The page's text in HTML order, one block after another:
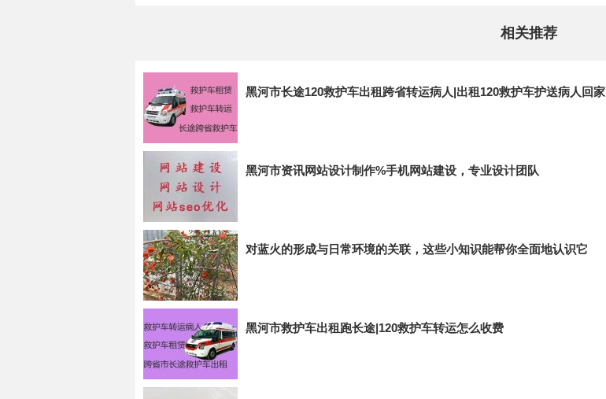
相关推荐
黑河市长途120救护车出租跨省转运病人|出租120救护车护送病人回家
黑河市资讯网站设计制作%手机网站建设，专业设计团队
对蓝火的形成与日常环境的关联，这些小知识能帮你全面地认识它
黑河市救护车出租跑长途|120救护车转运怎么收费